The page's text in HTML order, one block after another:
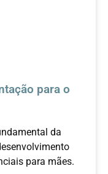
para o
da
para mães.